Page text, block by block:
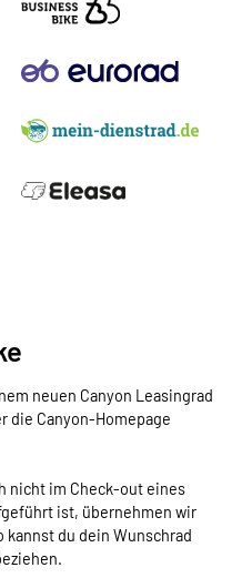
neuen Canyon Leasingrad
die Canyon-Homepage
nicht im Check-out eines
ist, übernehmen wir
du dein Wunschrad